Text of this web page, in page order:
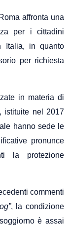
affronta una
per i cittadini
Italia, in quanto
per richiesta
in materia di
istituite nel 2017
hanno sede le
pronunce
la protezione
commenti
, la condizione
è assai